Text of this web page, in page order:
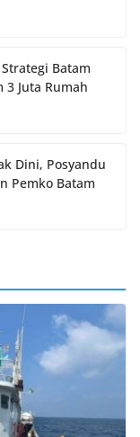
Batam
3 Juta Rumah
Dini, Posyandu
Pemko Batam